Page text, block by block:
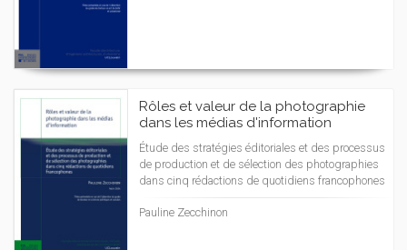
Rôles et valeur de la photographie
dans les médias d'information
Étude des stratégies éditoriales et des processus
de production et de sélection des photographies
dans cinq rédactions de quotidiens francophones
Pauline Zecchinon